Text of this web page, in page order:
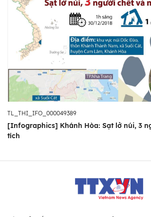
TL_THI_IFO_000049389
[Infographics] Khánh Hòa: Sạt lở núi, 3
tích